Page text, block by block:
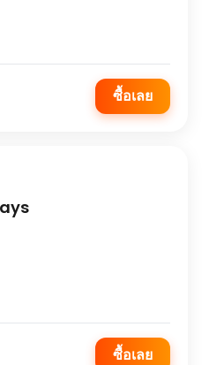
ซื้อเลย
ซื้อเลย